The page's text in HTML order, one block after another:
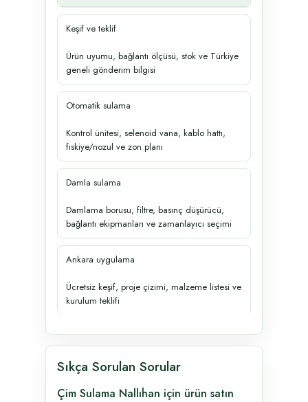
Keşif ve teklif
Ürün uyumu, bağlantı ölçüsü, stok ve Türkiye
geneli gönderim bilgisi
Otomatik sulama
Kontrol ünitesi, selenoid vana, kablo hattı,
fıskiye/nozul ve zon planı
Damla sulama
Damlama borusu, filtre, basınç düşürücü,
bağlantı ekipmanları ve zamanlayıcı seçimi
Ankara uygulama
Ücretsiz keşif, proje çizimi, malzeme listesi ve
kurulum teklifi
Sıkça Sorulan Sorular
Çim Sulama Nallıhan için ürün satın